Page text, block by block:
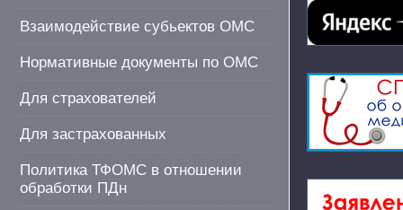
Взаимодействие субьектов ОМС
Нормативные документы по ОМС
Для страхователей
Для застрахованных
Политика ТФОМС в отношении
обработки ПДн